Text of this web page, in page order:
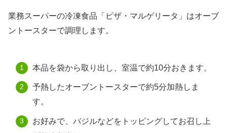
業務スーパーの冷凍食品「ピザ・マルゲリータ」はオーブ
ントースターで調理します。
本品を袋から取り出し、室温で約10分おきます。
予熱したオーブントースターで約5分加熱しま
す。
お好みで、バジルなどをトッピングしてお召し上